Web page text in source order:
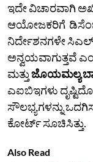
ಇದೇ ವಿಚಾರವಾಗಿ
ಆಯೋಜಕರಿಗೆ
ನಿರ್ದೇಶನಗಳೇ
ಅನ್ವಯವಾಗುತ್ತವೆ
ಮತ್ತುಜೊಯಮಲ್ಯ
ಎಐಬಿಇಗಳು
ಸೌಲಭ್ಯಗಳನ್ನು
ಕೋರ್ಟ್ ಸೂಚಿಸಿತ್ತು.
Also Read